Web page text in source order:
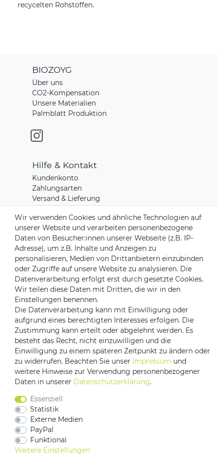
recycelten Rohstoffen.
BIOZOYG
Über uns
CO2-Kompensation
Unsere Materialien
Palmblatt Produktion
Hilfe & Kontakt
Kundenkonto
Zahlungsarten
Versand & Lieferung
Rücksendungen
Kontakt zu uns
Zahlungsanbieter
Versandpartner
Impressum Daten­schutz­erklärung
Barrierefreiheitserklärung
Wir verwenden Cookies und ähnliche Technologien auf
unserer Website und verarbeiten personenbezogene
Daten von Besucher:innen unserer Webseite (z.B. IP-
Adresse), um z.B. Inhalte und Anzeigen zu
personalisieren, Medien von Drittanbietern einzubinden
oder Zugriffe auf unsere Website zu analysieren. Die
Datenverarbeitung erfolgt erst durch gesetzte Cookies.
Wir teilen diese Daten mit Dritten, die wir in den
Einstellungen benennen.
Die Datenverarbeitung kann mit Einwilligung oder
aufgrund eines berechtigten Interesses erfolgen. Die
Zustimmung kann erteilt oder abgelehnt werden. Es
besteht das Recht, nicht einzuwilligen und die
Einwilligung zu einem späteren Zeitpunkt zu ändern oder
zu widerrufen. Beachten Sie unser Impressum und
weitere Hinweise zur Verwendung personenbezogener
Daten in unserer Daten­schutz­erklärung.
Essenziell
Statistik
Externe Medien
PayPal
Funktional
Weitere Einstellungen